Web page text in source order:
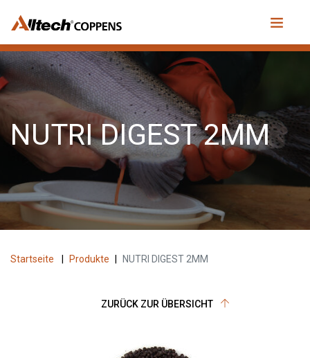
NUTRI DIGEST 2MM
Startseite Produkte NUTRI DIGEST 2MM
ZURÜCK ZUR ÜBERSICHT